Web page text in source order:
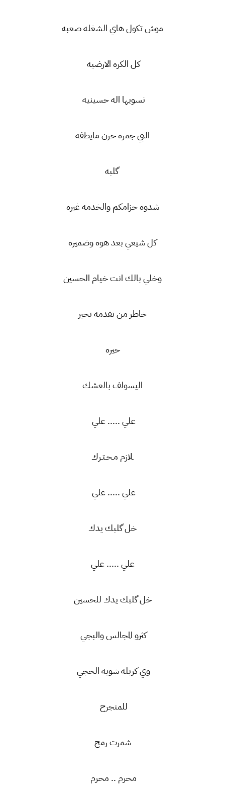
موش تكول هاي الشغله صعبه
كل الكره الارضيه
نسويها اله حسينيه
البي جمره حزن مايطفه
گلبه
شدوه حزامكم والخدمه غيره
كل شيعي بعد هوه وضميره
وخلي بالك انت خيام الحسين
خاطر من تقدمه تحير
حيره
اليسولف بالعشك
علي ..... علي
ـلازم مـحـتـرك
علي ..... علي
خل گلبك يدك
علي ..... علي
خل گلبك يدك للحسين
كثرو المجالس والبجي
وي كربله شويه الحجي
للمنجرح
شمرت رمح
محرم .. محرم